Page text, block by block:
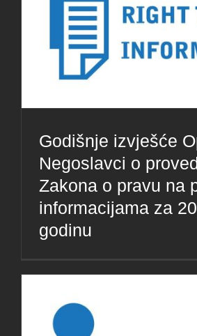
Godišnje izvješće
Negoslavci o
Zakona o pravu na
informacijama za
godinu